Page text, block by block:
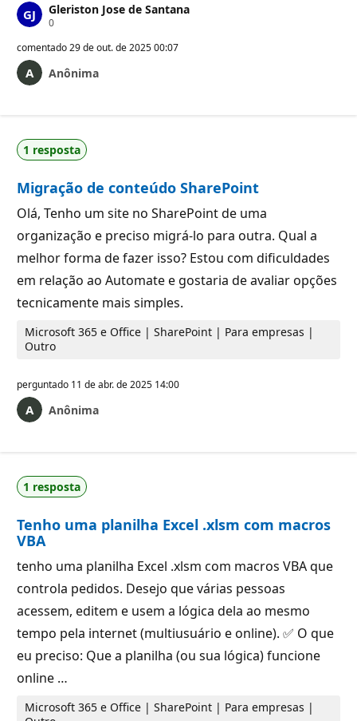
Gleriston Jose de Santana
0P
n
o
s
p
u
ç
o
comentado29 de out. de 2025 00:07
Anônima
1 resposta
Migração de conteúdo SharePoint
Olá, Tenho um site no SharePoint de uma
organização e preciso migrá-lo para outra. Qual a
melhor forma de fazer isso? Estou com dificuldades
em relação ao Automate e gostaria de avaliar opções
tecnicamente mais simples.
Microsoft 365 e Office | SharePoint | Para empresas |
Outro
perguntado 11 de abr. de 2025 14:00
Anônima
1 resposta
Tenho uma planilha Excel .xlsm com macros
VBA
tenho uma planilha Excel .xlsm com macros VBA que
controla pedidos. Desejo que várias pessoas
acessem, editem e usem a lógica dela ao mesmo
tempo pela internet (multiusuário e online). ✅ O que
eu preciso: Que a planilha (ou sua lógica) funcione
online …
Microsoft 365 e Office | SharePoint | Para empresas |